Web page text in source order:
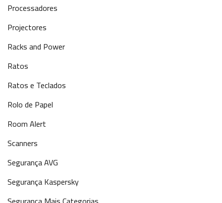
Processadores
Projectores
Racks and Power
Ratos
Ratos e Teclados
Rolo de Papel
Room Alert
Scanners
Segurança AVG
Segurança Kaspersky